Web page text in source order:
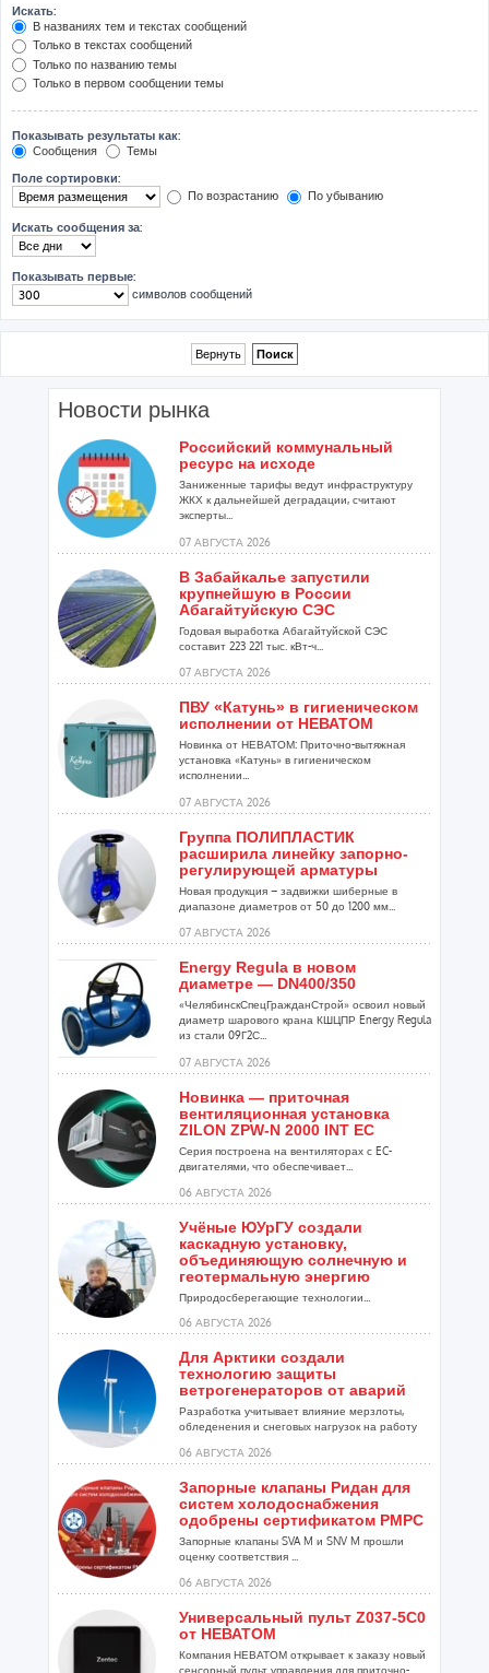
Искать:
В названиях тем и текстах сообщений
Только в текстах сообщений
Только по названию темы
Только в первом сообщении темы
Показывать результаты как:
Сообщения
Темы
Поле сортировки:
По возрастанию
По убыванию
Искать сообщения за:
Показывать первые:
символов сообщений
Новости рынка
Российский коммунальный
ресурс на исходе
Заниженные тарифы ведут инфраструктуру
ЖКХ к дальнейшей деградации, считают
эксперты...
07 АВГУСТА 2026
В Забайкалье запустили
крупнейшую в России
Абагайтуйскую СЭС
Годовая выработка Абагайтуйской СЭС
составит 223 221 тыс. кВт-ч...
07 АВГУСТА 2026
ПВУ «Катунь» в гигиеническом
исполнении от НЕВАТОМ
Новинка от НЕВАТОМ: Приточно-вытяжная
установка «Катунь» в гигиеническом
исполнении...
07 АВГУСТА 2026
Группа ПОЛИПЛАСТИК
расширила линейку запорно-
регулирующей арматуры
Новая продукция – задвижки шиберные в
диапазоне диаметров от 50 до 1200 мм...
07 АВГУСТА 2026
Energy Regula в новом
диаметре — DN400/350
«ЧелябинскСпецГражданСтрой» освоил новый
диаметр шарового крана КШЦПР Energy Regula
из стали 09Г2С...
07 АВГУСТА 2026
Новинка — приточная
вентиляционная установка
ZILON ZPW-N 2000 INT EC
Серия построена на вентиляторах с EC-
двигателями, что обеспечивает...
06 АВГУСТА 2026
Учёные ЮУрГУ создали
каскадную установку,
объединяющую солнечную и
геотермальную энергию
Природосберегающие технологии...
06 АВГУСТА 2026
Для Арктики создали
технологию защиты
ветрогенераторов от аварий
Разработка учитывает влияние мерзлоты,
обледенения и снеговых нагрузок на работу
06 АВГУСТА 2026
Запорные клапаны Ридан для
систем холодоснабжения
одобрены сертификатом РМРС
Запорные клапаны SVA M и SNV M прошли
оценку соответствия ...
06 АВГУСТА 2026
Универсальный пульт Z037-5C0
от НЕВАТОМ
Компания НЕВАТОМ открывает к заказу новый
сенсорный пульт управления для приточно-